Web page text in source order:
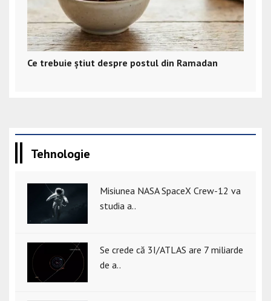
Ce trebuie știut despre postul din Ramadan
Tehnologie
Misiunea NASA SpaceX Crew-12 va
studia a..
Se crede că 3I/ATLAS are 7 miliarde
de a..